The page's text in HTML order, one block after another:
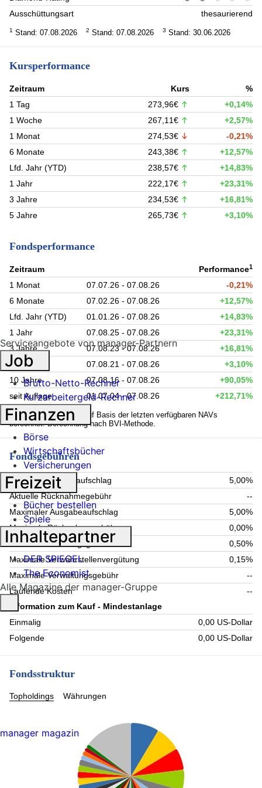
Ausschüttungsart
thesaurierend
1 Stand: 07.08.2026 2 Stand: 07.08.2026 3 Stand: 30.06.2026
Kursperformance
Zeitraum Kurs
%
1 Tag
273,96€
+0,14%
1 Woche
267,11€
+2,57%
1 Monat
274,53€
-0,21%
6 Monate
243,38€
+12,57%
Lfd. Jahr (YTD)
238,57€
+14,83%
1 Jahr
222,17€
+23,31%
3 Jahre
234,53€
+16,81%
5 Jahre
265,73€ +3,10%
Fondsperformance
Zeitraum Performance1
1 Monat 07.07.26 - 07.08.26
-0,21%
6 Monate
07.02.26 - 07.08.26
+12,57%
Lfd. Jahr (YTD)
01.01.26 - 07.08.26
+14,83%
1 Jahr
07.08.25 - 07.08.26
+23,31%
3 Jahre
07.08.23 - 07.08.26
+16,81%
5 Jahre
07.08.21 - 07.08.26
+3,10%
10 Jahre
07.08.16 - 07.08.26
+90,05%
seit Auflage
01.07.04 - 07.08.26 +212,71%
1
Kennzahlen werden auf Basis der letzten verfügbaren NAVs
berechnet. Berechnung nach BVI-Methode.
Fondsgebühren
Aktueller Ausgabeaufschlag
5,00%
Aktuelle Rücknahmegebühr
--
Maximaler Ausgabeaufschlag
5,00%
Maximale Rücknahmegebühr
0,00%
Aktuelle Verwaltungsgebühr
0,50%
Maximale Verwahrstellenvergütung
0,15%
Maximale Verwaltungsgebühr
--
Laufende Kosten
--
Information zum Kauf - Mindestanlage
Einmalig
0,00 US-Dollar
Folgende
0,00 US-Dollar
Fondsstruktur
Topholdings Währungen
Serviceangebote von manager-Partnern
Job
Brutto-Netto-Rechner
Kurzarbeitergeld-Rechner
Finanzen
Börse
Wirtschaftsbücher
Versicherungen
Freizeit
Bücher bestellen
Spiele
Inhaltepartner
DER SPIEGEL
The Economist
Alle Magazine der manager-Gruppe
manager magazin